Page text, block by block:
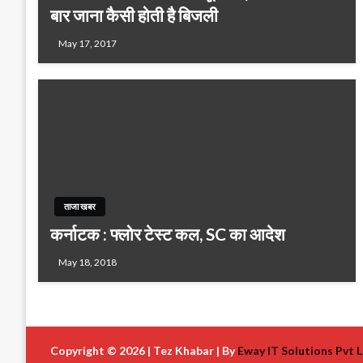
बार जाना कैसी होती है बिजली
May 17, 2017
ताजा खबर
कर्नाटक : फ्लोर टेस्‍ट कल, SC का आदेश
May 18, 2018
Copyright © 2026 | Tez Khabar | ByEway IT Solutions Pvt